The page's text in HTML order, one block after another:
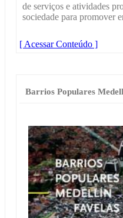
de serviços e atividades
sociedade para promover
[ Acessar Conteúdo ]
Barrios Populares